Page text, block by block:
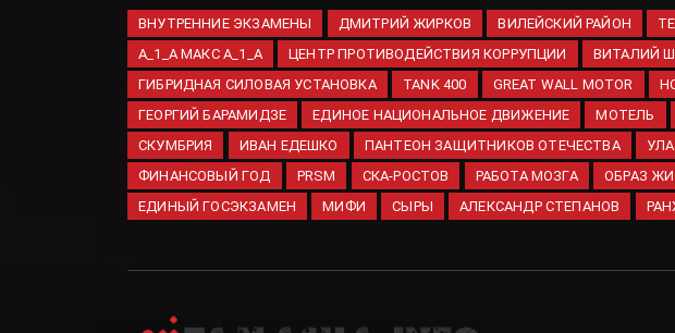
ВНУТРЕННИЕ ЭКЗАМЕНЫ ДМИТРИЙ ЖИРКОВ ВИЛЕЙСКИЙ РАЙОН
A_1_A МАКС A_1_A
ЦЕНТР ПРОТИВОДЕЙСТВИЯ КОРРУПЦИИ ВИТАЛИЙ
ГИБРИДНАЯ СИЛОВАЯ УСТАНОВКА
TANK 400 GREAT WALL MOTOR
ГЕОРГИЙ БАРАМИДЗЕ
ЕДИНОЕ НАЦИОНАЛЬНОЕ ДВИЖЕНИЕ МОТЕЛЬ
СКУМБРИЯ
ИВАН ЕДЕШКО ПАНТЕОН ЗАЩИТНИКОВ ОТЕЧЕСТВА
ФИНАНСОВЫЙ ГОД
PRSM СКА-РОСТОВ РАБОТА МОЗГА ОБРАЗ
ЕДИНЫЙ ГОСЭКЗАМЕН
МИФИ СЫРЫ АЛЕКСАНДР СТЕПАНОВ